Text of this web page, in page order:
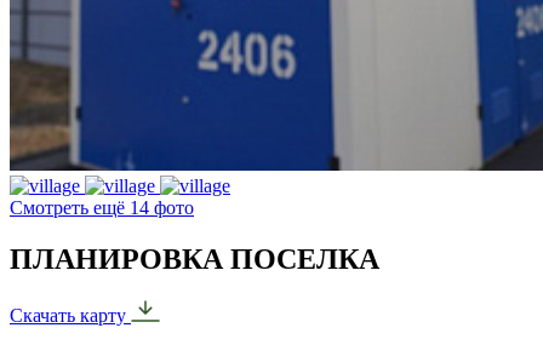
Смотреть ещё 14 фото
ПЛАНИРОВКА ПОСЕЛКА
Скачать карту